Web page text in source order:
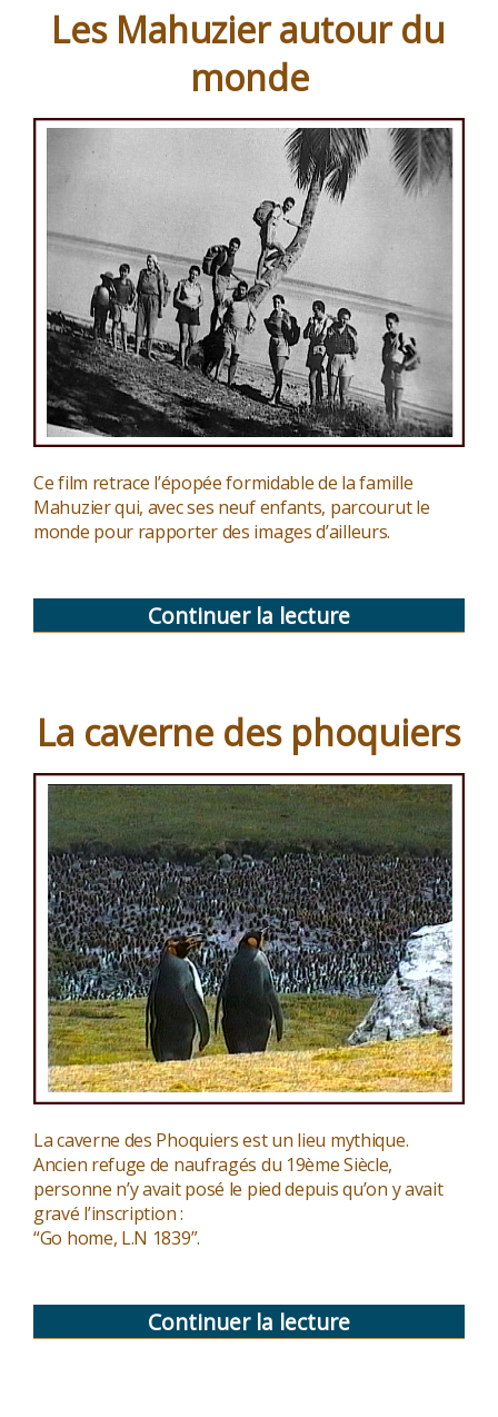
la
vieille
Les Mahuzier autour du
monde
Ce film retrace l’épopée formidable de la famille
Mahuzier qui, avec ses neuf enfants, parcourut le
monde pour rapporter des images d’ailleurs.
Continuer la lecture
autour
du
monde »
La caverne des phoquiers
La caverne des Phoquiers est un lieu mythique.
Ancien refuge de naufragés du 19ème Siècle,
personne n’y avait posé le pied depuis qu’on y avait
gravé l’inscription :
“Go home, L.N 1839”.
Continuer la lecture